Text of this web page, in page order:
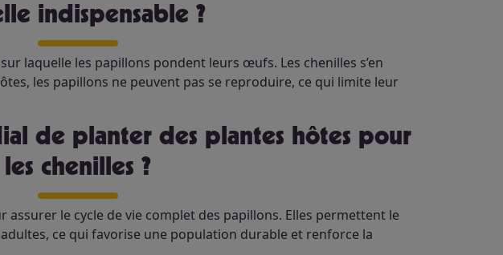
indispensable ?
laquelle les papillons pondent leurs œufs. Les chenilles s’en
les papillons ne peuvent pas se reproduire, ce qui limite leur
les chenilles ?
le cycle de vie complet des papillons. Elles permettent le
ce qui favorise une population durable et renforce la